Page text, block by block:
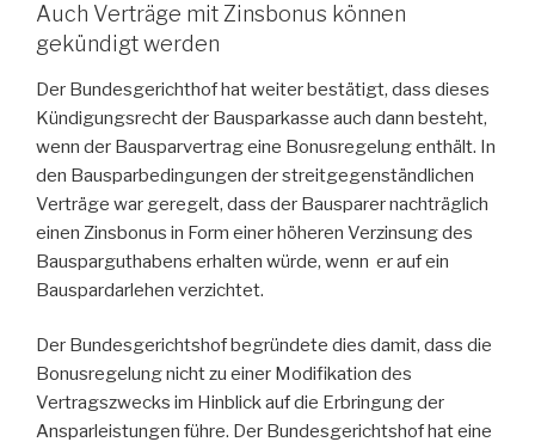
Auch Verträge mit Zinsbonus können
gekündigt werden
Der Bundesgerichthof hat weiter bestätigt, dass dieses
Kündigungsrecht der Bausparkasse auch dann besteht,
wenn der Bausparvertrag eine Bonusregelung enthält. In
den Bausparbedingungen der streitgegenständlichen
Verträge war geregelt, dass der Bausparer nachträglich
einen Zinsbonus in Form einer höheren Verzinsung des
Bausparguthabens erhalten würde, wenn er auf ein
Bauspardarlehen verzichtet.
Der Bundesgerichtshof begründete dies damit, dass die
Bonusregelung nicht zu einer Modifikation des
Vertragszwecks im Hinblick auf die Erbringung der
Ansparleistungen führe. Der Bundesgerichtshof hat eine